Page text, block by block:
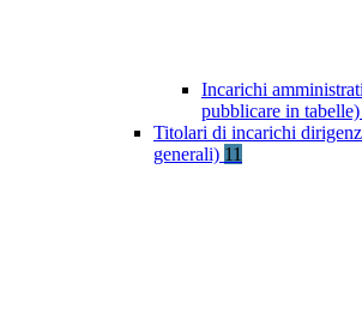
Incarichi
pubblicare in tabelle)
Titolari di incarichi
generali) 11